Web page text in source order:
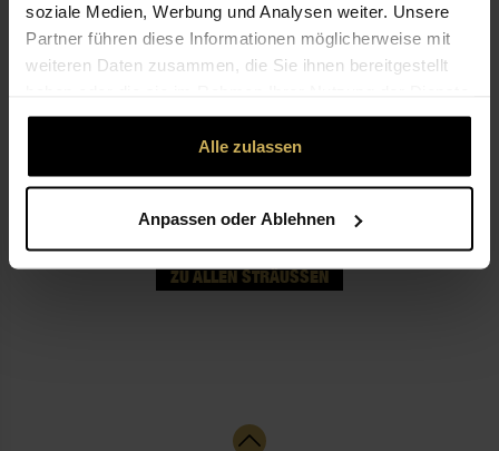
soziale Medien, Werbung und Analysen weiter. Unsere
Partner führen diese Informationen möglicherweise mit
weiteren Daten zusammen, die Sie ihnen bereitgestellt
gesammelt haben.
Alle zulassen
Anpassen oder Ablehnen
SIE HABEN KEINEN PASSENDEN
STRAUSS GEFUNDEN?
Der richtige Strauß ist noch nicht dabei? Wir haben
ZU ALLEN STRÄUSSEN